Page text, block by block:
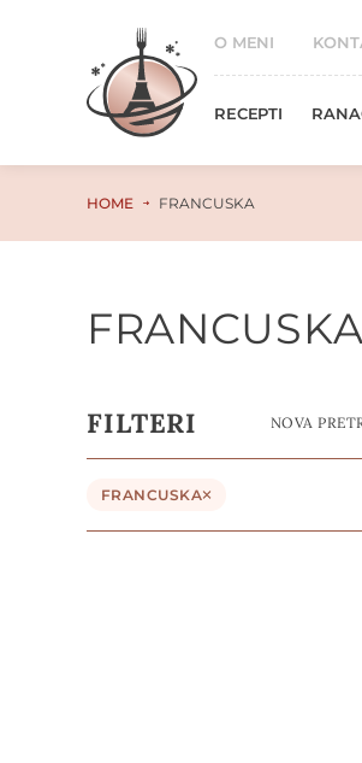
O MENI
RECEPTI
HOME FRANCUSKA
FRANCUSKA
FILTERI NOVA
FRANCUSKA